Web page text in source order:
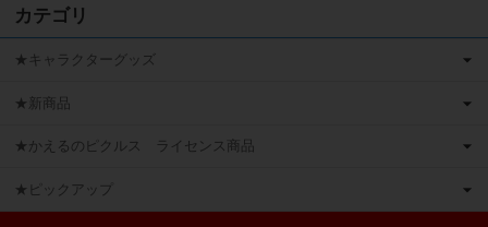
カテゴリ
★キャラクターグッズ
★新商品
★かえるのピクルス ライセンス商品
★ピックアップ